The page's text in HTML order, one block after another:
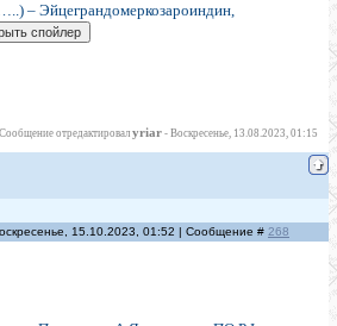
– Эйцеграндомеркозароиндин,
Сообщение отредактировал yriar - Воскресенье, 13.08.2023, 01:15
15.10.2023, 01:52 | Сообщение # 268